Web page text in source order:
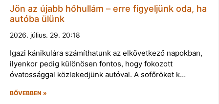
Jön az újabb hőhullám – erre figyeljünk oda, ha
autóba ülünk
2026. július. 29. 20:18
Igazi kánikulára számíthatunk az elkövetkező napokban,
ilyenkor pedig különösen fontos, hogy fokozott
óvatossággal közlekedjünk autóval. A sofőröket k…
BŐVEBBEN »